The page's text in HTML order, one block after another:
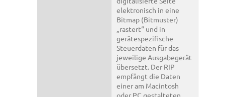
elektronisch in eine
Bitmap (Bitmuster)
„rastert“ und in
gerätespezifische
Steuerdaten für das
jeweilige Ausgabegerät
übersetzt. Der RIP
empfängt die Daten
einer am Macintosh